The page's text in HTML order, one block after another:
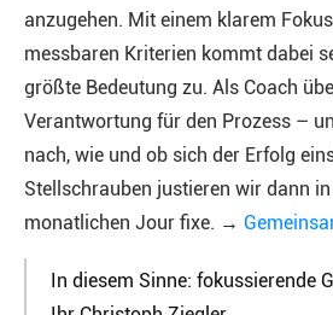
anzugehen. Mit einem klarem
messbaren Kriterien kommt dabei
größte Bedeutung zu. Als Coach
Verantwortung für den Prozess –
nach, wie und ob sich der Erfolg
Stellschrauben justieren wir dann in
monatlichen Jour fixe. →
In diesem Sinne: fokussierende